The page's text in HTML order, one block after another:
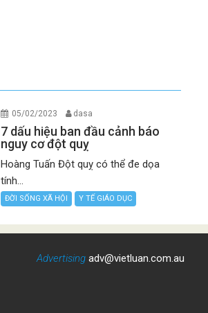
05/02/2023 dasa
7 dấu hiệu ban đầu cảnh báo
nguy cơ đột quỵ
Hoàng Tuấn Đột quỵ có thể đe dọa
tính...
ĐỜI SỐNG XÃ HỘI Y TẾ GIÁO DỤC
Advertising adv@vietluan.com.au